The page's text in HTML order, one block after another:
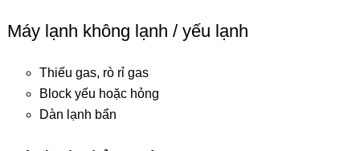
Máy lạnh không lạnh / yếu lạnh
Thiếu gas, rò rỉ gas
Block yếu hoặc hỏng
Dàn lạnh bẩn